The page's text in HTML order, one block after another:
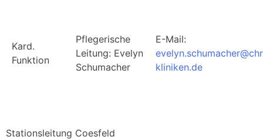
Kard.
Funktion
Pflegerische
Leitung: Evelyn
Schumacher
E-Mail:
kliniken.de
Stationsleitung Coesfeld